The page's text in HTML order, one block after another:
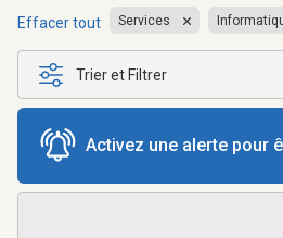
Effacer tout Services
Trier et Filtrer
Activez une alerte pour